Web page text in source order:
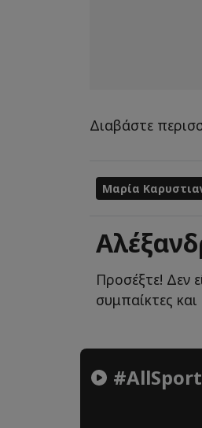
Διαβάστε
Μαρία
Προσέξτε! Δεν
συμπαίκτες